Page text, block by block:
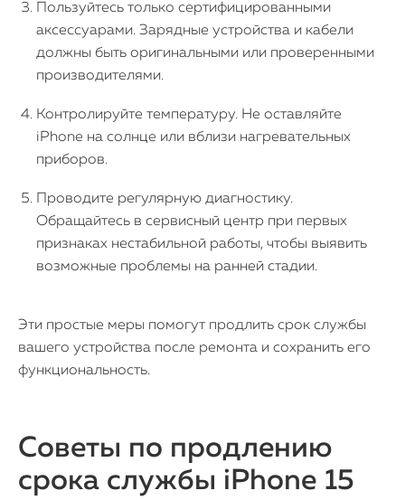
Пользуйтесь только сертифицированными
аксессуарами. Зарядные устройства и кабели
должны быть оригинальными или проверенными
производителями.
Контролируйте температуру. Не оставляйте
iPhone на солнце или вблизи нагревательных
приборов.
Проводите регулярную диагностику.
Обращайтесь в сервисный центр при первых
признаках нестабильной работы, чтобы выявить
возможные проблемы на ранней стадии.
Эти простые меры помогут продлить срок службы
вашего устройства после ремонта и сохранить его
функциональность.
Советы по продлению
срока службы iPhone 15